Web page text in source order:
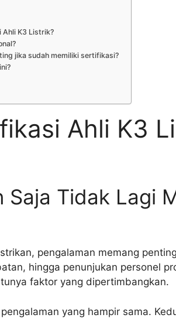
Ahli K3 Listrik?
jika sudah memiliki sertifikasi?
Ahli K3
Saja Tidak Lagi
pengalaman memang
hingga penunjukan personel
faktor yang dipertimbangkan.
yang hampir sama.